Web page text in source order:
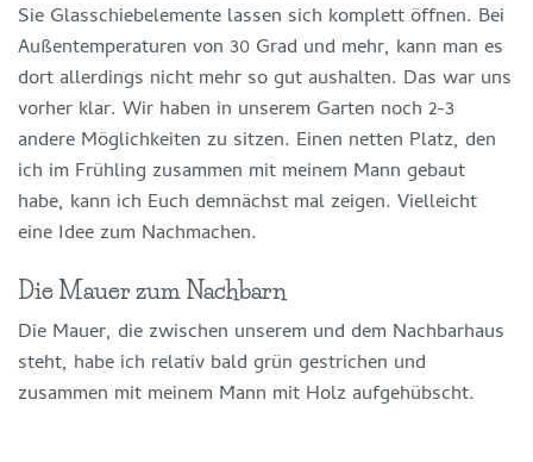
Sie Glasschiebelemente lassen sich komplett öffnen. Bei
Außentemperaturen von 30 Grad und mehr, kann man es
dort allerdings nicht mehr so gut aushalten. Das war uns
vorher klar. Wir haben in unserem Garten noch 2-3
andere Möglichkeiten zu sitzen. Einen netten Platz, den
ich im Frühling zusammen mit meinem Mann gebaut
habe, kann ich Euch demnächst mal zeigen. Vielleicht
eine Idee zum Nachmachen.
Die Mauer zum Nachbarn
Die Mauer, die zwischen unserem und dem Nachbarhaus
steht, habe ich relativ bald grün gestrichen und
zusammen mit meinem Mann mit Holz aufgehübscht.